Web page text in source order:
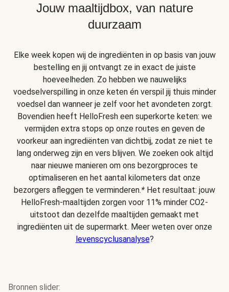
Jouw maaltijdbox, van nature
duurzaam
Elke week kopen wij de ingrediënten in op basis van jouw
bestelling en jij ontvangt ze in exact de juiste
hoeveelheden. Zo hebben we nauwelijks
voedselverspilling in onze keten én verspil jij thuis minder
voedsel dan wanneer je zelf voor het avondeten zorgt.
Bovendien heeft HelloFresh een superkorte keten: we
vermijden extra stops op onze routes en geven de
voorkeur aan ingrediënten van dichtbij, zodat ze niet te
lang onderweg zijn en vers blijven. We zoeken ook altijd
naar nieuwe manieren om ons bezorgproces te
optimaliseren en het aantal kilometers dat onze
bezorgers afleggen te verminderen.* Het resultaat: jouw
HelloFresh-maaltijden zorgen voor 11% minder CO2-
uitstoot dan dezelfde maaltijden gemaakt met
ingrediënten uit de supermarkt. Meer weten over onze
levenscyclusanalyse?
Bronnen slider: